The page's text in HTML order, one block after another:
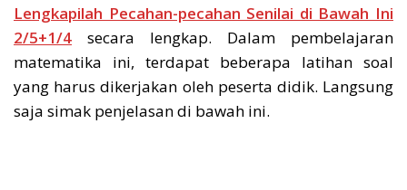
Lengkapilah Pecahan-pecahan Senilai di Bawah Ini
2/5+1/4 secara lengkap. Dalam pembelajaran
matematika ini, terdapat beberapa latihan soal
yang harus dikerjakan oleh peserta didik. Langsung
saja simak penjelasan di bawah ini.